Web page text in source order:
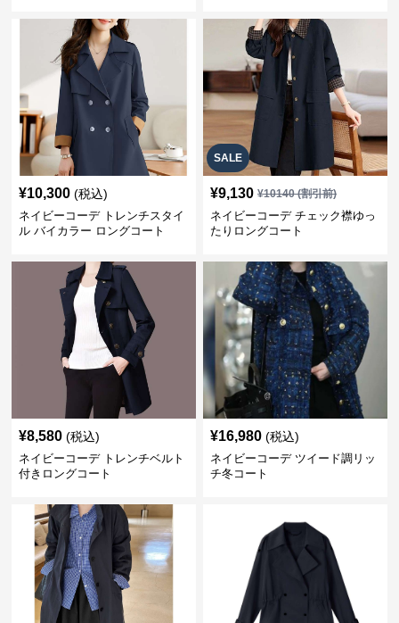
¥10,300 (税込)
ネイビーコーデ トレンチスタイ
ル バイカラー ロングコート
SALE
¥9,130 ¥10140(割引前)
ネイビーコーデ チェック襟ゆっ
たりロングコート
¥8,580 (税込)
ネイビーコーデ トレンチベルト
付きロングコート
¥16,980 (税込)
ネイビーコーデ ツイード調リッ
チ冬コート